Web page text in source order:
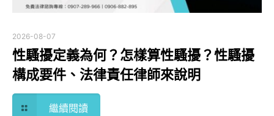
2026-08-07
性騷擾定義為何？怎樣算性騷擾？性騷擾
構成要件、法律責任律師來說明
繼續閱讀